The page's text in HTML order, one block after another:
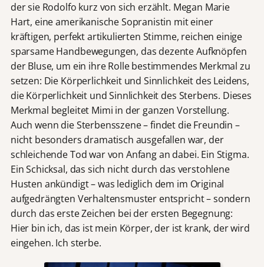
der sie Rodolfo kurz von sich erzählt. Megan Marie
Hart, eine amerikanische Sopranistin mit einer
kräftigen, perfekt artikulierten Stimme, reichen einige
sparsame Handbewegungen, das dezente Aufknöpfen
der Bluse, um ein ihre Rolle bestimmendes Merkmal zu
setzen: Die Körperlichkeit und Sinnlichkeit des Leidens,
die Körperlichkeit und Sinnlichkeit des Sterbens. Dieses
Merkmal begleitet Mimi in der ganzen Vorstellung.
Auch wenn die Sterbensszene – findet die Freundin –
nicht besonders dramatisch ausgefallen war, der
schleichende Tod war von Anfang an dabei. Ein Stigma.
Ein Schicksal, das sich nicht durch das verstohlene
Husten ankündigt – was lediglich dem im Original
aufgedrängten Verhaltensmuster entspricht – sondern
durch das erste Zeichen bei der ersten Begegnung:
Hier bin ich, das ist mein Körper, der ist krank, der wird
eingehen. Ich sterbe.